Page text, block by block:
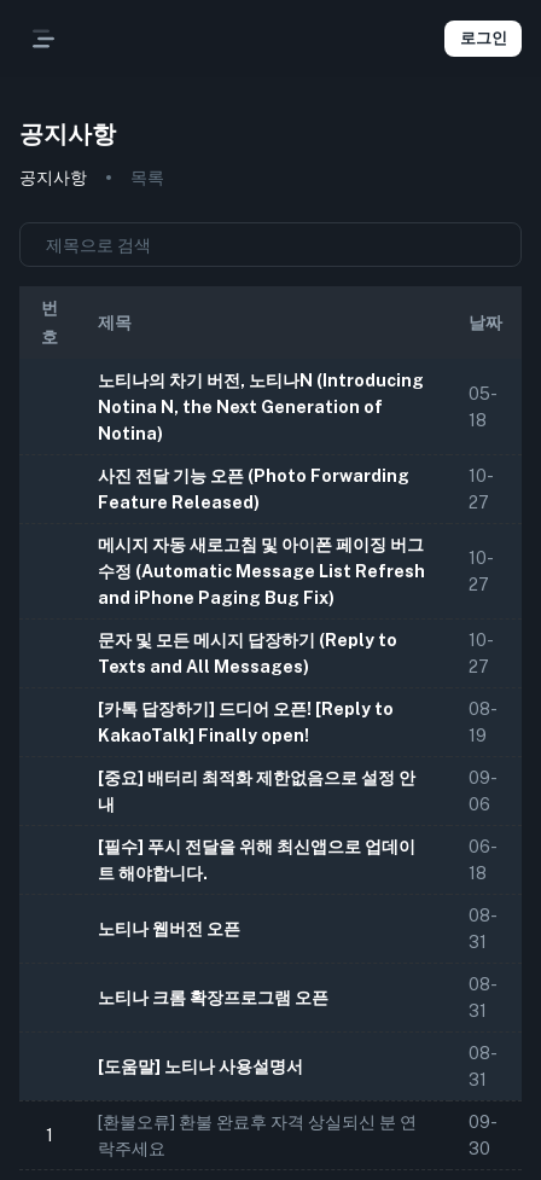
로그인
공지사항
공지사항 목록
번
호
제목 날짜
노티나의 차기 버전, 노티나N (Introducing
Notina N, the Next Generation of
Notina)
05-
18
사진 전달 기능 오픈 (Photo Forwarding
Feature Released)
10-
27
메시지 자동 새로고침 및 아이폰 페이징 버그
수정 (Automatic Message List Refresh
and iPhone Paging Bug Fix)
10-
27
문자 및 모든 메시지 답장하기 (Reply to
Texts and All Messages)
10-
27
[카톡 답장하기] 드디어 오픈! [Reply to
KakaoTalk] Finally open!
08-
19
[중요] 배터리 최적화 제한없음으로 설정 안
내
09-
06
[필수] 푸시 전달을 위해 최신앱으로 업데이
트 해야합니다.
06-
18
노티나 웹버전 오픈
08-
31
노티나 크롬 확장프로그램 오픈
08-
31
[도움말] 노티나 사용설명서
08-
31
1
[환불오류] 환불 완료후 자격 상실되신 분 연
락주세요
09-
30